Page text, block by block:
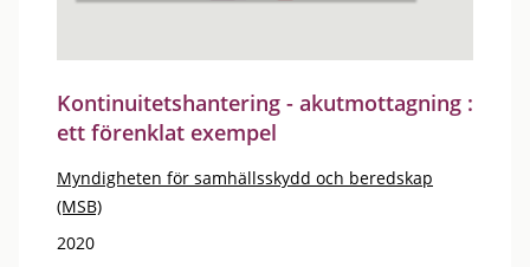
Kontinuitetshantering - akutmottagning :
ett förenklat exempel
Myndigheten för samhällsskydd och beredskap
(MSB)
2020